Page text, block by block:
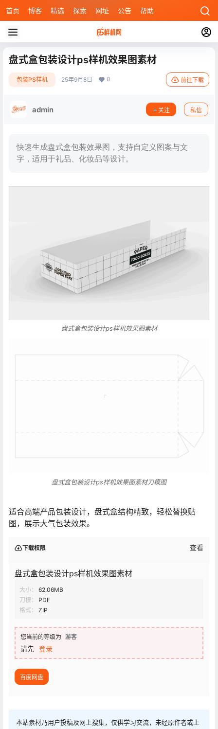
首页 博客 精选 探索 网址 公告 帮助
盘式盒包装设计ps样机效果图素材
包装PS样机 25年9月8日 0 前往下载
admin 关注 私信
快速生成盘式盒包装效果图，支持自定义图案与文
字，适用于礼品、化妆品等设计。
盘式盒包装设计ps样机效果图素材
盘式盒包装设计ps样机效果图素材刀模图
适合高端产品包装设计，盘式盒结构精致，轻松替换贴
图，展示大气包装效果。
下载权限 查看
盘式盒包装设计ps样机效果图素材
大小：
62.06MB
刀模：
PDF
格式：
ZIP
您当前的等级为 游客
请先 登录
百度网盘
本站素材乃用户投稿及网上搜集，仅供学习交流，未经原作者或上